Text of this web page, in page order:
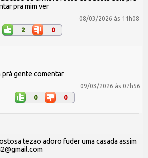
pra mim ver
08/03/2026 às 11h08
2 0
prá gente comentar
09/03/2026 às 07h56
0 0
tezao adoro fuder uma casada assim